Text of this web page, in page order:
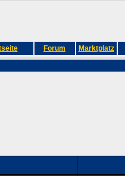
Forum Marktplatz